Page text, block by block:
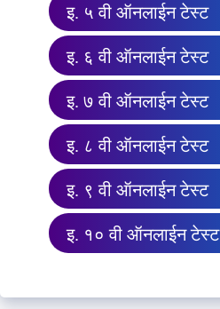
इ. ५ वी ऑनलाईन टेस्ट
इ. ६ वी ऑनलाईन टेस्ट
इ. ७ वी ऑनलाईन टेस्ट
इ. ८ वी ऑनलाईन टेस्ट
इ. ९ वी ऑनलाईन टेस्ट
इ. १० वी ऑनलाईन टेस्ट